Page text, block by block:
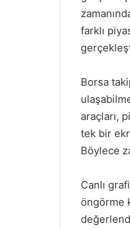
farklı
Borsa
araçları,
tek bir
Böylece
Canlı
öngörme